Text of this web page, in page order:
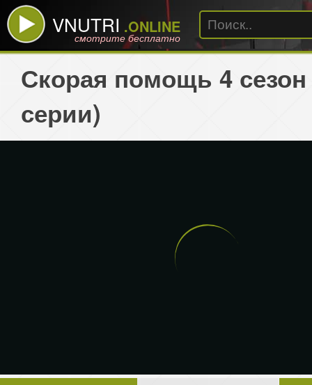
VNUTRI .ONLINE
смотрите бесплатно
Скорая помощь 4 сезон
серии)